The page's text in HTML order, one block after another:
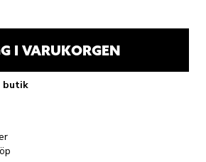
I VARUKORGEN
butik